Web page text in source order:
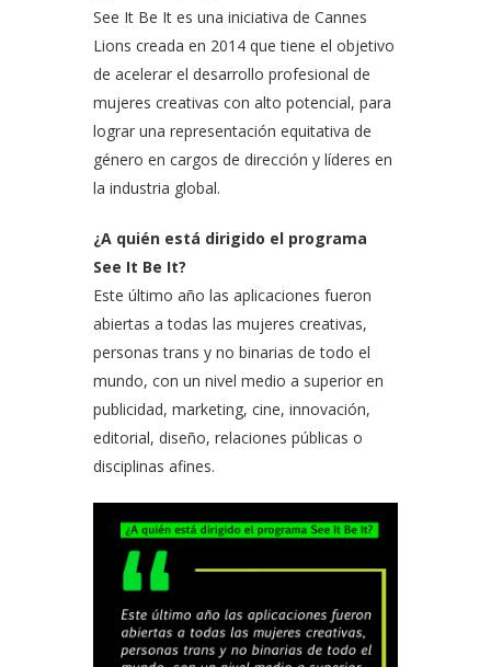
See It Be It es una iniciativa de Cannes
Lions creada en 2014 que tiene el objetivo
de acelerar el desarrollo profesional de
mujeres creativas con alto potencial, para
lograr una representación equitativa de
género en cargos de dirección y líderes en
la industria global.
¿A quién está dirigido el programa
See It Be It?
Este último año las aplicaciones fueron
abiertas a todas las mujeres creativas,
personas trans y no binarias de todo el
mundo, con un nivel medio a superior en
publicidad, marketing, cine, innovación,
editorial, diseño, relaciones públicas o
disciplinas afines.